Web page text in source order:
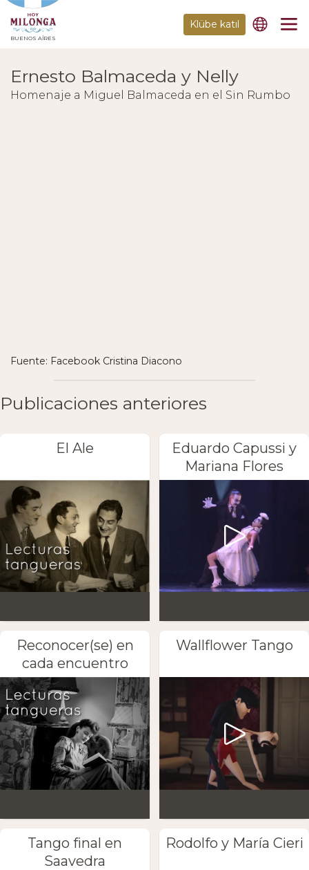
BUENOS AIRES
Klübe katıl
Ernesto Balmaceda y Nelly
Homenaje a Miguel Balmaceda en el Sin Rumbo
Fuente: Facebook Cristina Diacono
Publicaciones anteriores
El Ale
Eduardo Capussi y
Mariana Flores
Reconocer(se) en
cada encuentro
Wallflower Tango
Tango final en
Saavedra
Rodolfo y María Cieri